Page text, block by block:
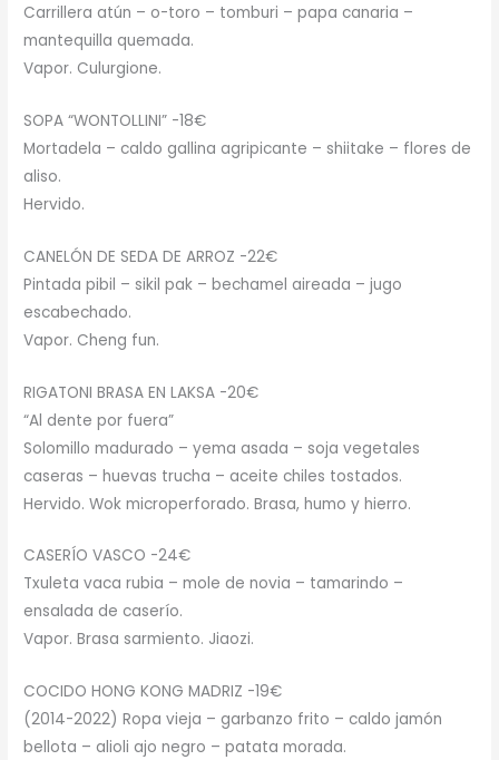
Carrillera atún – o-toro – tomburi – papa canaria –
mantequilla quemada.
Vapor. Culurgione.
SOPA “WONTOLLINI” -18€
Mortadela – caldo gallina agripicante – shiitake – flores de
aliso.
Hervido.
CANELÓN DE SEDA DE ARROZ -22€
Pintada pibil – sikil pak – bechamel aireada – jugo
escabechado.
Vapor. Cheng fun.
RIGATONI BRASA EN LAKSA -20€
“Al dente por fuera”
Solomillo madurado – yema asada – soja vegetales
caseras – huevas trucha – aceite chiles tostados.
Hervido. Wok microperforado. Brasa, humo y hierro.
CASERÍO VASCO -24€
Txuleta vaca rubia – mole de novia – tamarindo –
ensalada de caserío.
Vapor. Brasa sarmiento. Jiaozi.
COCIDO HONG KONG MADRIZ -19€
(2014-2022) Ropa vieja – garbanzo frito – caldo jamón
bellota – alioli ajo negro – patata morada.